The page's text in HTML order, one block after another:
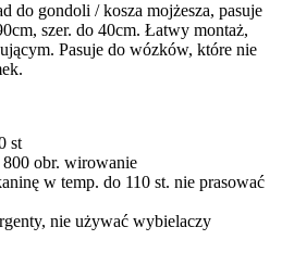
do gondoli / kosza mojżesza, pasuje
szer. do 40cm. Łatwy montaż,
Pasuje do wózków, które nie
st
obr. wirowanie
w temp. do 110 st. nie prasować
nie używać wybielaczy